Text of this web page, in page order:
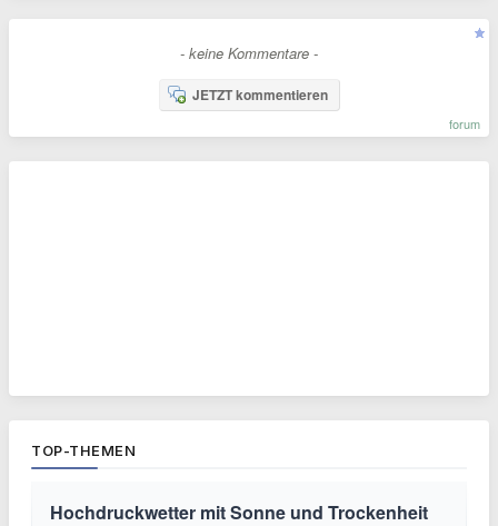
- keine Kommentare -
JETZT kommentieren
forum
TOP-THEMEN
Hochdruckwetter mit Sonne und Trockenheit